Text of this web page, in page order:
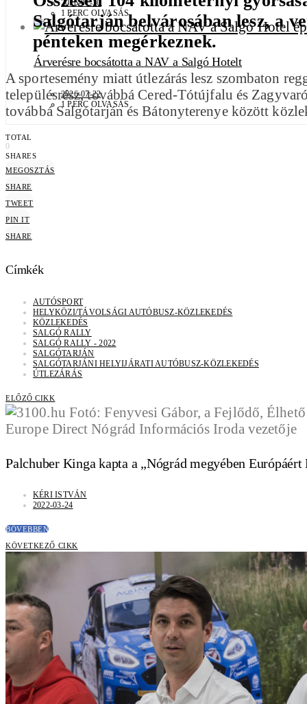
2026-07-30
1 PERC OLVASÁS
Árverésre bocsátotta a NAV a Salgó Hotelt
2026-07-22
1 PERC OLVASÁS
Salgótarján belvárosában lesz, a
pénteken megérkeznek.
A sportesemény miatt útlezárás lesz szombaton
településrész, továbbá Cered-Tótújfalu és
továbbá Salgótarján és Bátonyterenye között
TOTAL
0
SHARES
MEGOSZTÁS
SHARE
TWEET
PIN IT
SHARE
Címkék
AUTÓSPORT
HELYKÖZI/TÁVOLSÁGI AUTÓBUSZ-KÖZLEKEDÉS
KÖZLEKEDÉS
SALGÓ RALLY
SALGÓ RALLY - 2022
SALGÓTARJÁN
SALGÓTARJÁNI HELYIJÁRATI AUTÓBUSZ-KÖZLEKEDÉS
ÚTLEZÁRÁS
ELŐZŐ CIKK
Palchuber Kinga kapta a „Nógrád megyében Európáért
KÉRI ISTVÁN
2022-03-24
BŐVEBBEN
KÖVETKEZŐ CIKK